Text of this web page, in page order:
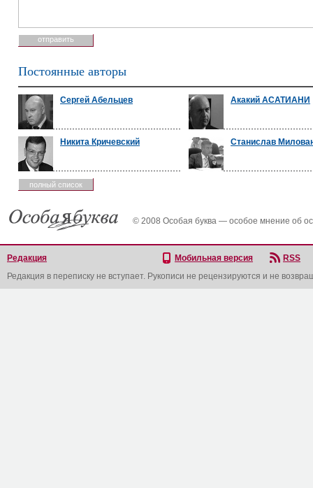
Постоянные авторы
Сергей Абельцев Акакий АСАТИАНИ
Никита Кричевский Станислав
полный список
© 2008 Особая буква — особое мнение об
Редакция Мобильная версия
RSS
Редакция в переписку не вступает. Рукописи не рецензируются и не